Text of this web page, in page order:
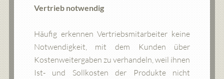
Vertrieb notwendig
Häufig erkennen Vertriebsmitarbeiter keine
Notwendigkeit, mit dem Kunden über
Kostenweitergaben zu verhandeln, weil ihnen
Ist- und Sollkosten der Produkte nicht